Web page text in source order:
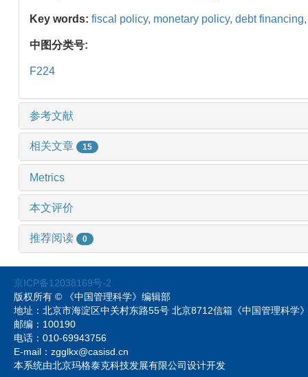
Key words: fiscal policy, monetary policy, debt
中图分类号:
F224
参考文献
相关文章 15
Metrics
本文评价
推荐阅读 0
京ICP备12038169号-2
版权所有 © 《中国管理科学》编辑部
地址：北京市海淀区中关村东路55号 北京8712信箱《中国管理科
邮编：100190
电话：010-69943756
E-mail：zgglkx@casisd.cn
本系统由北京玛格泰克科技发展有限公司设计开发